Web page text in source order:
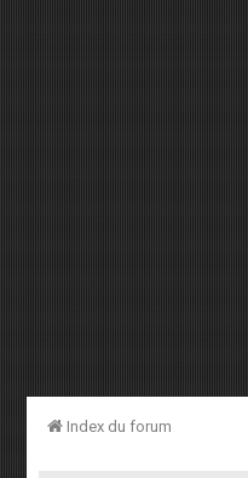
Index du forum